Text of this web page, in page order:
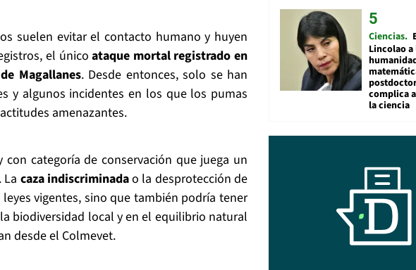
suelen evitar el contacto humano y huyen
el único ataque mortal registrado en
Magallanes. Desde entonces, solo se han
y algunos incidentes en los que los pumas
amenazantes.
categoría de conservación que juega un
caza indiscriminadao la desprotección de
vigentes, sino que también podría tener
biodiversidad local y en el equilibrio natural
desde el Colmevet.
Ciencias
Lincolao a
complica
la ciencia